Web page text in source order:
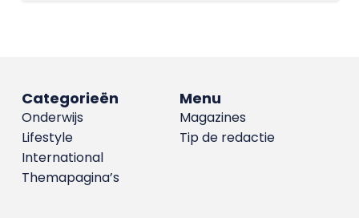
Menu
Magazines
Tip de redactie
Categorieën
Onderwijs
Lifestyle
International
Themapagina’s